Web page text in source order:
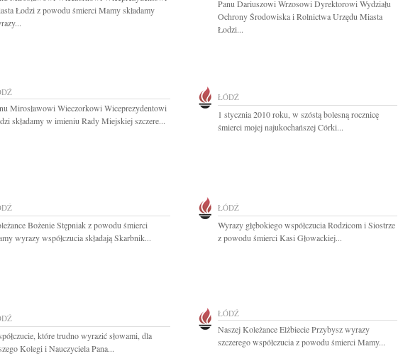
Łodzi z powodu śmierci Mamy składamy
Panu Dariuszowi Wrzosowi Dyrektorowi Wydziału
Ochrony Środowiska i Rolnictwa Urzędu Miasta
Łodzi...
Mirosławowi Wieczorkowi Wiceprezydentowi
składamy w imieniu Rady Miejskiej szczere...
ŁÓDŹ
1 stycznia 2010 roku, w szóstą bolesną rocznicę
śmierci mojej najukochańszej Córki...
Bożenie Stępniak z powodu śmierci
wyrazy współczucia składają Skarbnik...
ŁÓDŹ
Wyrazy głębokiego współczucia Rodzicom i Siostrze
z powodu śmierci Kasi Głowackiej...
które trudno wyrazić słowami, dla
Kolegi i Nauczyciela Pana...
ŁÓDŹ
Naszej Koleżance Elżbiecie Przybysz wyrazy
szczerego współczucia z powodu śmierci Mamy...